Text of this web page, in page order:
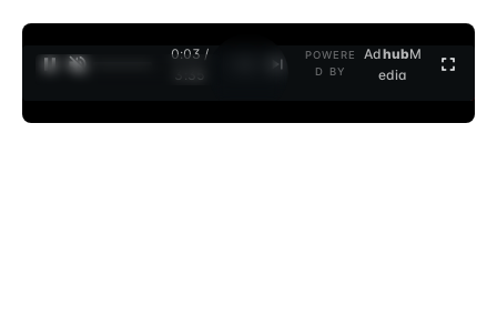
0:03 /
3:35
POWERE
D BY
AdhubM
edia